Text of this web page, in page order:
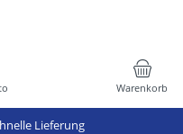
Lieferung
Warenkorb